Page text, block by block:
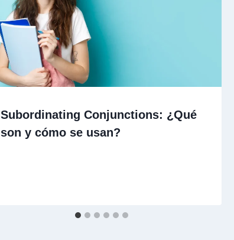
Subordinating Conjunctions: ¿Qué
son y cómo se usan?